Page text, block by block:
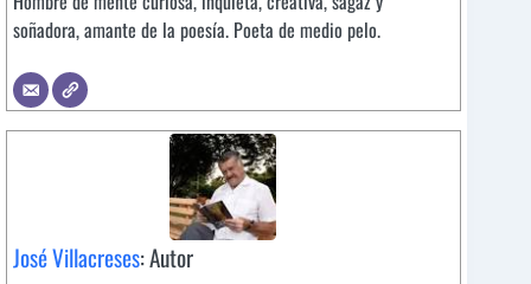
soñadora, amante de la poesía. Poeta de medio pelo.
José Villacreses: Autor